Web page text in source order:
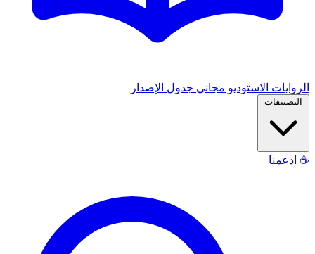
الروايات الاستوديو مجاني جدول الإصدار
التصنيفات
☕ ادعمنا